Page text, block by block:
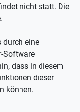
nicht statt. Die
durch eine
Software
dass in diesem
dieser
können.